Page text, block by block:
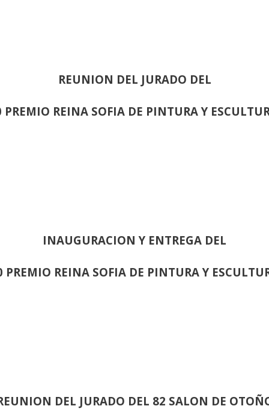
REUNION DEL JURADO DEL
PREMIO REINA SOFIA DE PINTURA Y
INAUGURACION Y ENTREGA DEL
PREMIO REINA SOFIA DE PINTURA Y
DEL JURADO DEL 82 SALON DE